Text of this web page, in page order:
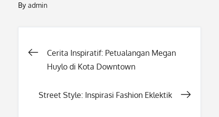
Byadmin
PostCerita Inspiratif: Petualangan Megan
Huylo di Kota Downtown
Street Style: Inspirasi Fashion Eklektik